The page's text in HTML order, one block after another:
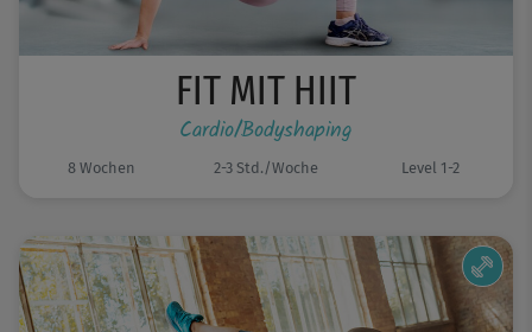
FIT MIT HIIT
Cardio/Bodyshaping
8 Wochen 2-3 Std./Woche Level 1-2